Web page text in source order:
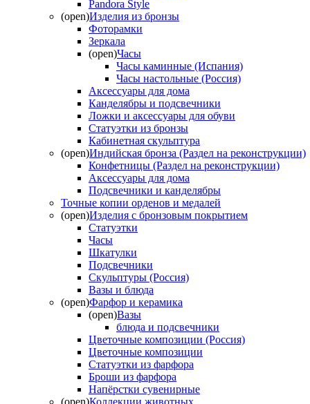
Pandora Style
(open)Изделия из бронзы
Фоторамки
Зеркала
(open)Часы
Часы каминные (Испания)
Часы настольные (Россия)
Аксессуары для дома
Канделябры и подсвечники
Ложки и аксессуары для обуви
Статуэтки из бронзы
Кабинетная скульптура
(open)Индийская бронза (Раздел на реконструкции)
Конфетницы (Раздел на реконструкции)
Аксессуары для дома
Подсвечники и канделябры
Точные копии орденов и медалей
(open)Изделия с бронзовым покрытием
Статуэтки
Часы
Шкатулки
Подсвечники
Скульптуры (Россия)
Вазы и блюда
(open)Фарфор и керамика
(open)Вазы
блюда и подсвечники
Цветочные композиции (Россия)
Цветочные композиции
Статуэтки из фарфора
Броши из фарфора
Напёрстки сувенирные